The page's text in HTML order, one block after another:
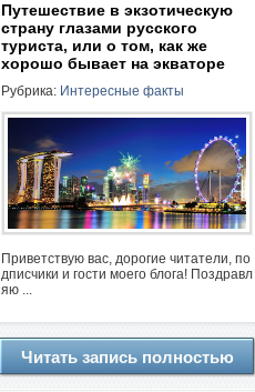
Путешествие в экзотическую
страну глазами русского
туриста, или о том, как же
хорошо бывает на экваторе
Рубрика: Интересные факты
Приветствую вас, дорогие читатели, по
дписчики и гости моего блога! Поздравл
яю ...
Читать запись полностью